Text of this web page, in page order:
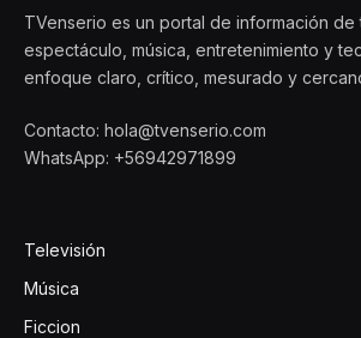
TVenserio es un portal de información de
espectáculo, música, entretenimiento y
enfoque claro, crítico, mesurado y
Contacto: hola@tvenserio.com
WhatsApp: +56942971899
Televisión
Música
Ficcion